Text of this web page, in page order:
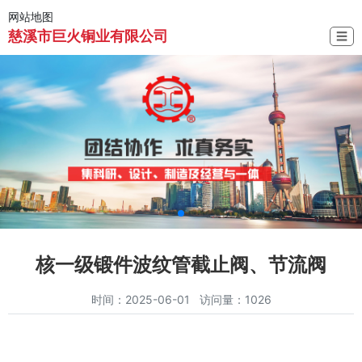
网站地图
慈溪市巨火铜业有限公司 ☰
核一级锻件波纹管截止阀、节流阀
时间：2025-06-01 访问量：1026